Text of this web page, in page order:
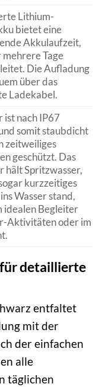
Lithium-
bietet eine
Akkulaufzeit,
mehrere Tage
Die Aufladung
über das
Ladekabel.
ist nach IP67
somit staubdicht
zeitweiliges
geschützt. Das
hält Spritzwasser,
kurzzeitiges
Wasser stand,
idealen Begleiter
Aktivitäten oder im
detaillierte
entfaltet
mit der
der einfachen
alle
täglichen